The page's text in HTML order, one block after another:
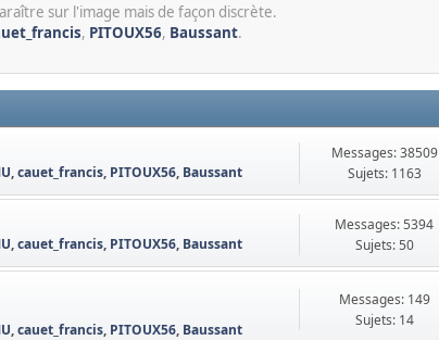
sur l'image mais de façon discrète.
, PITOUX56, Baussant.
,cauet_francis, PITOUX56, Baussant
Messages: 38509
Sujets: 1163
,cauet_francis, PITOUX56, Baussant
Messages: 5394
Sujets: 50
,cauet_francis, PITOUX56, Baussant
Messages: 149
Sujets: 14